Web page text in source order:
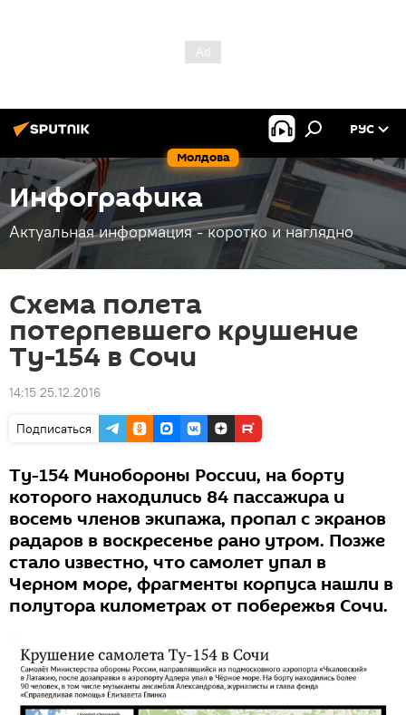
Молдова
РУС
Инфографика
Актуальная информация - коротко и наглядно
Схема полета
потерпевшего крушение
Ту-154 в Сочи
14:15 25.12.2016
Подписаться
Ту-154 Минобороны России, на борту
которого находились 84 пассажира и
восемь членов экипажа, пропал с экранов
радаров в воскресенье рано утром. Позже
стало известно, что самолет упал в
Черном море, фрагменты корпуса нашли в
полутора километрах от побережья Сочи.